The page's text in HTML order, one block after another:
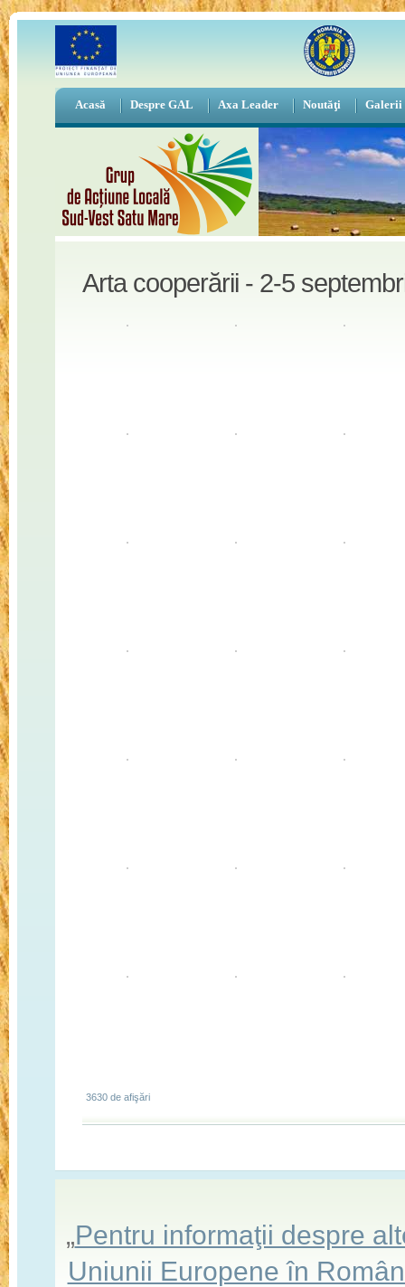
Acasă Despre GAL Axa Leader Noutăţi Galerii
Arta cooperării - 2-5
3630 de afişări
„Pentru informaţii despre
Uniunii Europene în